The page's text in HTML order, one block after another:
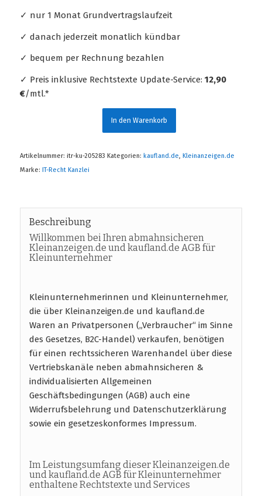
✓ nur 1 Monat Grundvertragslaufzeit
✓ danach jederzeit monatlich kündbar
✓ bequem per Rechnung bezahlen
✓ Preis inklusive Rechtstexte Update-Service: 12,90
€/mtl.*
In den Warenkorb
Artikelnummer: itr-ku-205283 Kategorien: kaufland.de, Kleinanzeigen.de
Marke: IT-Recht Kanzlei
Beschreibung
Willkommen bei Ihren abmahnsicheren
Kleinanzeigen.de und kaufland.de AGB für
Kleinunternehmer
Kleinunternehmerinnen und Kleinunternehmer,
die über Kleinanzeigen.de und kaufland.de
Waren an Privatpersonen („Verbraucher“ im Sinne
des Gesetzes, B2C-Handel) verkaufen, benötigen
für einen rechtssicheren Warenhandel über diese
Vertriebskanäle neben abmahnsicheren &
individualisierten Allgemeinen
Geschäftsbedingungen (AGB) auch eine
Widerrufsbelehrung und Datenschutzerklärung
sowie ein gesetzeskonformes Impressum.
Im Leistungsumfang dieser Kleinanzeigen.de
und kaufland.de AGB für Kleinunternehmer
enthaltene Rechtstexte und Services